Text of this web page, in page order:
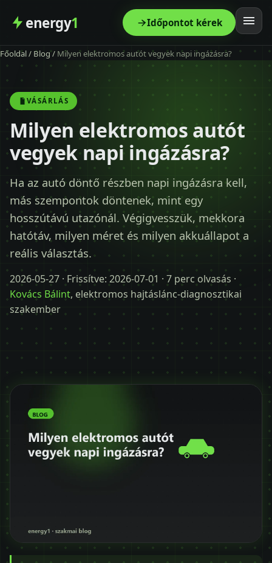
energy1 Időpontot kérek
Főoldal
Szolgáltatás
Árak
Modellek
Kapcsolat
Blog
Időpontot kérek
+36 30 680 7511
Főoldal/ Blog/ Milyen elektromos autót vegyek napi ingázásra?
VÁSÁRLÁS
Milyen elektromos autót
vegyek napi ingázásra?
Ha az autó döntő részben napi ingázásra kell,
más szempontok döntenek, mint egy
hosszútávú utazónál. Végigvesszük, mekkora
hatótáv, milyen méret és milyen akkuállapot a
reális választás.
2026-05-27 · Frissítve: 2026-07-01 · 7 perc olvasás ·
Kovács Bálint, elektromos hajtáslánc-diagnosztikai
szakember